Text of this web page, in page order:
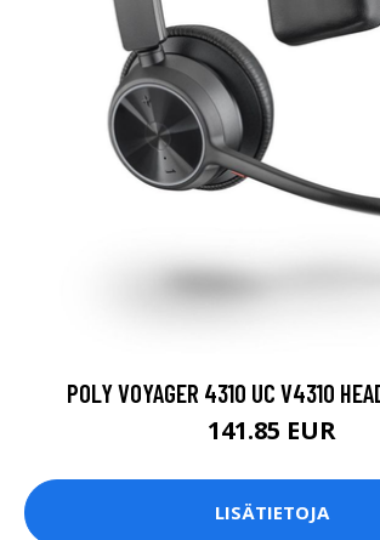
POLY VOYAGER 4310 UC V4310
141.85 EUR
LISÄTIETOJA